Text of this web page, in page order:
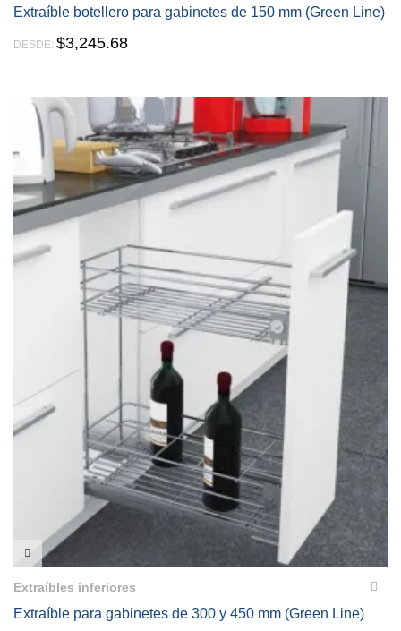
Extraíble botellero para gabinetes de 150 mm (Green Line)
DESDE: $3,245.68
VISTA RÁPIDA
Extraíbles inferiores
Extraíble para gabinetes de 300 y 450 mm (Green Line)